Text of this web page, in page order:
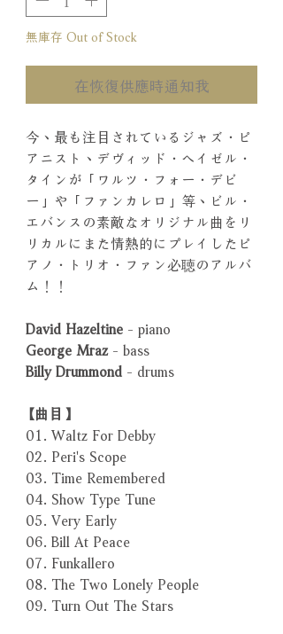
無庫存 Out of Stock
在恢復供應時通知我
今、最も注目されているジャズ・ピ
アニスト、デヴィッド・ヘイゼル・
タインが「ワルツ・フォー・デビ
ー」や「ファンカレロ」等、ビル・
エバンスの素敵なオリジナル曲をリ
リカルにまた情熱的にプレイしたピ
アノ・トリオ・ファン必聴のアルバ
ム！！
David Hazeltine - piano
George Mraz- bass
Billy Drummond - drums
【曲目】
01. Waltz For Debby
02. Peri's Scope
03. Time Remembered
04. Show Type Tune
05. Very Early
06. Bill At Peace
07. Funkallero
08. The Two Lonely People
09. Turn Out The Stars